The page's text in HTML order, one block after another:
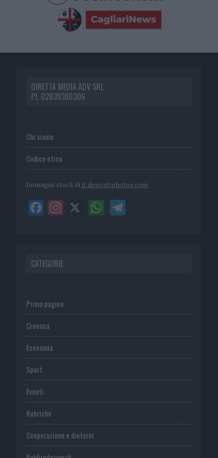
DIRETTA MEDIA ADV SRL
P.I. 02839380306
Chi siamo
Codice etico
Immagini stock di it.depositphotos.com
CATEGORIE
Prima pagina
Cronaca
Economia
Sport
Eventi
Rubriche
Cooperazione e dintorni